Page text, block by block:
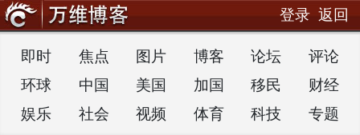
登录 返回
即时 焦点 图片 博客 论坛
评论
环球
中国 美国 加国 移民
财经
娱乐
社会 视频 体育 科技 专题